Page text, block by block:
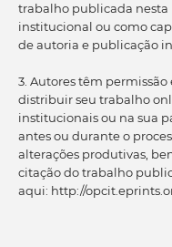
trabalho publicada nesta
institucional ou como
de autoria e publicação
3. Autores têm
distribuir seu trabalho
institucionais ou na sua
antes ou durante o
alterações produtivas,
citação do trabalho
aqui: http://